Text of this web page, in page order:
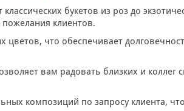
букетов из роз до
клиентов.
цветов, что обеспечивает
вам радовать близких и
композиций по запросу клиента,